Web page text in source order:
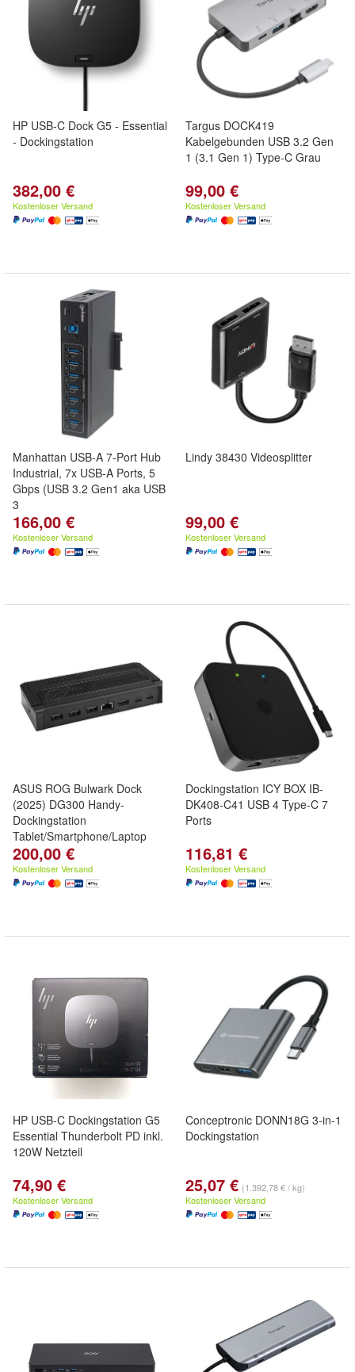
HP USB-C Dock G5 - Essential
- Dockingstation
382,00 €
Kostenloser Versand
Targus DOCK419
Kabelgebunden USB 3.2 Gen
1 (3.1 Gen 1) Type-C Grau
99,00 €
Kostenloser Versand
Manhattan USB-A 7-Port Hub
Industrial, 7x USB-A Ports, 5
Gbps (USB 3.2 Gen1 aka USB
3
166,00 €
Kostenloser Versand
Lindy 38430 Videosplitter
99,00 €
Kostenloser Versand
ASUS ROG Bulwark Dock
(2025) DG300 Handy-
Dockingstation
Tablet/Smartphone/Laptop
Schw
200,00 €
Kostenloser Versand
Dockingstation ICY BOX IB-
DK408-C41 USB 4 Type-C 7
Ports
116,81 €
Kostenloser Versand
HP USB-C Dockingstation G5
Essential Thunderbolt PD inkl.
120W Netzteil
74,90 €
Kostenloser Versand
Conceptronic DONN18G 3-in-1
Dockingstation
25,07 € (1.392,78 € / kg)
Kostenloser Versand